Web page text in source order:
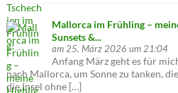
Mallorca im Frühling –
Sunsets &...
am 25. März 2026 um 21:04
Anfang März geht es für
nach Mallorca, um Sonne zu tanken,
die Insel ohne […]